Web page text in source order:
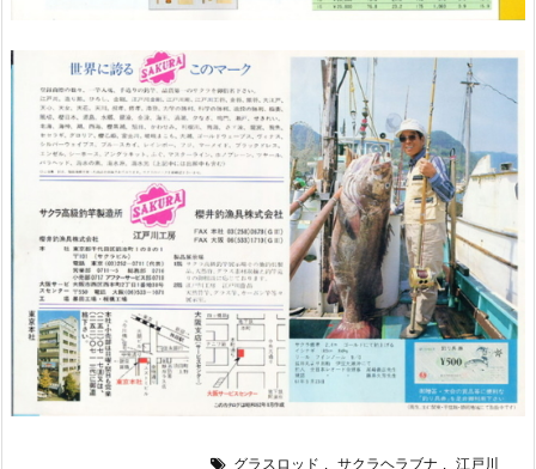
グラスロッド , サクラヘラブナ , 江戸川